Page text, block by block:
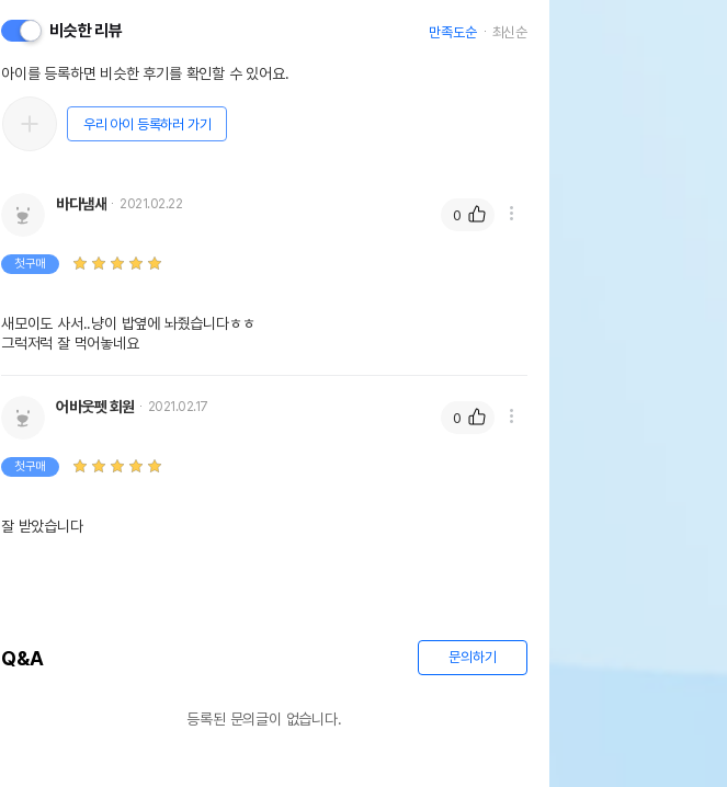
법에 의한 인증,허가 등을
수입자를 함께 표기
어바웃펫//1644-9601
비슷한 리뷰 만족도순 최신순
아이를 등록하면 비슷한 후기를 확인할 수 있어요.
우리 아이 등록하러 가기
바다냄새 2021.02.22
첫구매
새모이도 사서..냥이 밥옆에 놔줬습니다ㅎㅎ
그럭저럭 잘 먹어놓네요
0
어바웃펫 회원 2021.02.17
첫구매
잘 받았습니다
0
Q&A 문의하기
등록된 문의글이 없습니다.